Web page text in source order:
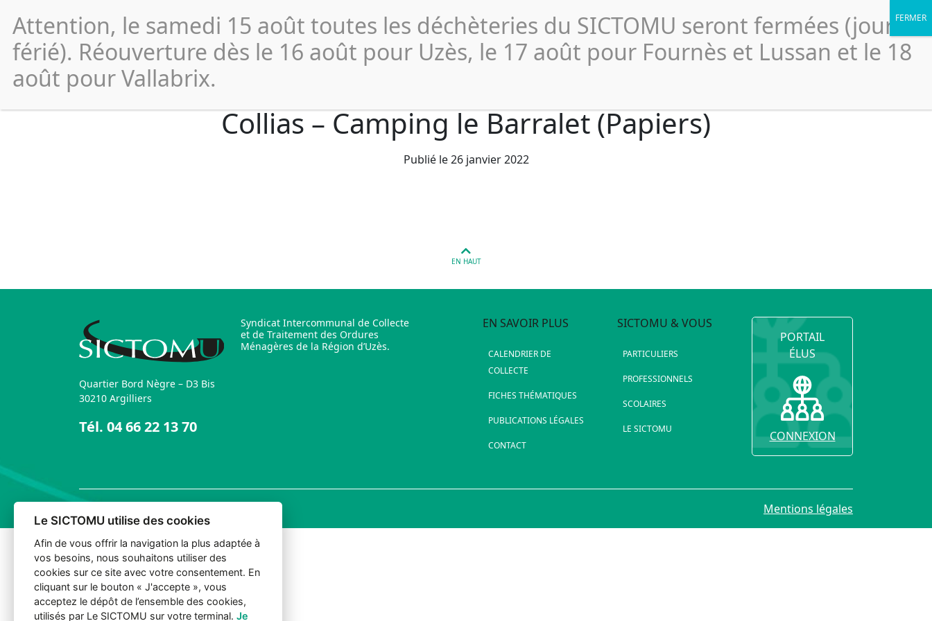
Vos
démarches
Collecte et
Compostage Déchèterie Professionnels Ressources Scolaires
Le
SICTOMU
Collias – Camping le Barralet (Papiers)
Publié le 26 janvier 2022
EN HAUT
Quartier Bord Nègre – D3 Bis
30210 Argilliers
Tél. 04 66 22 13 70
Syndicat Intercommunal de Collecte
et de Traitement des Ordures
Ménagères de la Région d’Uzès.
EN SAVOIR PLUS
CALENDRIER DE
COLLECTE
FICHES THÉMATIQUES
PUBLICATIONS LÉGALES
CONTACT
SICTOMU & VOUS
PARTICULIERS
PROFESSIONNELS
SCOLAIRES
LE SICTOMU
PORTAIL
ÉLUS
CONNEXION
Mentions légales
Attention, le samedi 15 août toutes les déchèteries du SICTOMU seront fermées (jour
férié). Réouverture dès le 16 août pour Uzès, le 17 août pour Fournès et Lussan et le 18
août pour Vallabrix.
Le SICTOMU utilise des cookies
Afin de vous offrir la navigation la plus adaptée à
vos besoins, nous souhaitons utiliser des
cookies sur ce site avec votre consentement. En
cliquant sur le bouton « J'accepte », vous
acceptez le dépôt de l’ensemble des cookies,
utilisés par Le SICTOMU sur votre terminal. Je